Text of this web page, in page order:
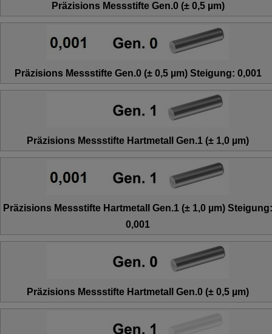
Präzisions Messstifte Gen.0 (± 0,5 µm)
Präzisions Messstifte Gen.0 (± 0,5 µm) Steigung: 0,001
Präzisions Messstifte Hartmetall Gen.1 (± 1,0 µm)
Präzisions Messstifte Hartmetall Gen.1 (± 1,0 µm) Steigung:
0,001
Präzisions Messstifte Hartmetall Gen.0 (± 0,5 µm)